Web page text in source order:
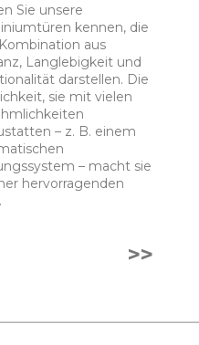
Sie unsere
kennen, die
aus
Langlebigkeit und
darstellen. Die
sie mit vielen
– z. B. einem
– macht sie
hervorragenden
>>